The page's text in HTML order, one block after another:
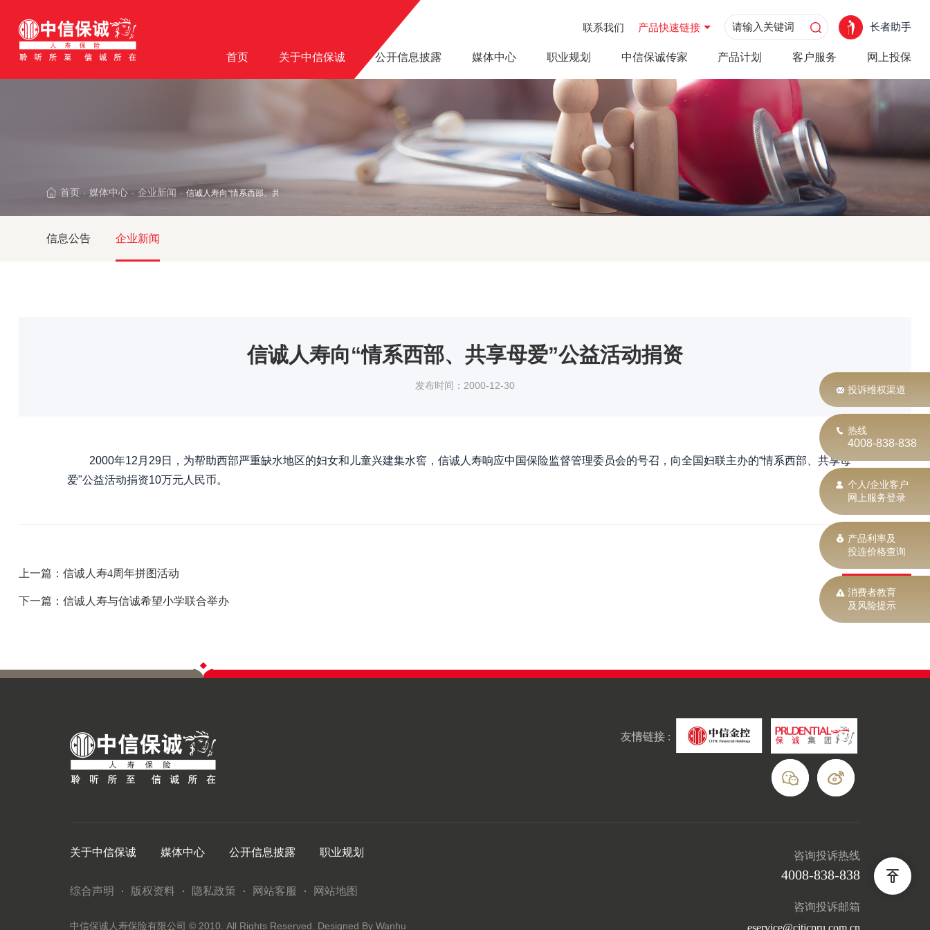
联系我们 产品快速链接 长者助手
首页 关于中信保诚 公开信息披露 媒体中心 职业规划 中信保诚传家 产品计划 客户服务 网上投保
首页 · 媒体中心 · 企业新闻 · 信诚人寿向“情系西部、共享母爱”公益活动捐资
信息公告 企业新闻
信诚人寿向“情系西部、共享母爱”公益活动捐资
发布时间：2000-12-30
2000年12月29日，为帮助西部严重缺水地区的妇女和儿童兴建集水窖，信诚人寿响应中国保险监督管理委员会的号召，向全国妇联主办的“情系西部、共享母
爱"公益活动捐资10万元人民币。
上一篇：信诚人寿4周年拼图活动
下一篇：信诚人寿与信诚希望小学联合举办
返回列表
友情链接 :
关于中信保诚 媒体中心 公开信息披露 职业规划
综合声明 版权资料 隐私政策 网站客服 网站地图
中信保诚人寿保险有限公司 © 2010. All Rights Reserved. Designed By Wanhu
咨询投诉热线
4008-838-838
咨询投诉邮箱
投诉维权渠道
热线
4008-838-838
个人/企业客户
网上服务登录
产品利率及
投连价格查询
消费者教育
及风险提示